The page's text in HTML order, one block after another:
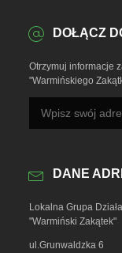
DOŁĄCZ
Otrzymuj informacje
"Warmińskiego
DANE
Lokalna Grupa
"Warmiński Zakątek"
ul.Grunwaldzka 6